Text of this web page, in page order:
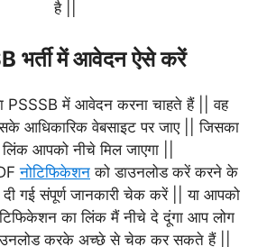
है ||
भर्ती में आवेदन ऐसे करें
PSSSB में आवेदन करना चाहते हैं || वह
आधिकारिक वेबसाइट पर जाए || जिसका
लिंक आपको नीचे मिल जाएगा ||
नोटिफिकेशन को डाउनलोड करें करने के
गई संपूर्ण जानकारी चेक करें || या आपको
का लिंक मैं नीचे दे दूंगा आप लोग
करके अच्छे से चेक कर सकते हैं ||